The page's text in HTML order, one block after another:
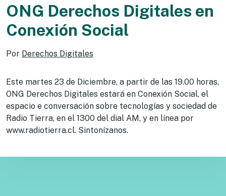
ONG Derechos Digitales en
Conexión Social
Por Derechos Digitales
Este martes 23 de Diciembre, a partir de las 19.00 horas,
ONG Derechos Digitales estará en Conexión Social, el
espacio e conversación sobre tecnologías y sociedad de
Radio Tierra, en el 1300 del dial AM, y en línea por
www.radiotierra.cl. Sintonízanos.